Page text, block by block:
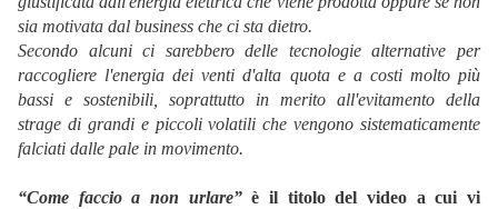
sia motivata dal business che ci sta dietro.
Secondo alcuni ci sarebbero delle tecnologie alternative per
raccogliere l'energia dei venti d'alta quota e a costi molto più
bassi e sostenibili, soprattutto in merito all'evitamento della
strage di grandi e piccoli volatili che vengono sistematicamente
falciati dalle pale in movimento.
“Come faccio a non urlare” è il titolo del video a cui vi